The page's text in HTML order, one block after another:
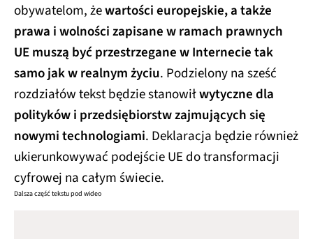
obywatelom, żewartości europejskie, a także
prawa i wolności zapisane w ramach prawnych
UE muszą być przestrzegane w Internecie tak
samo jak w realnym życiu. Podzielony na sześć
rozdziałów tekst będzie stanowiłwytyczne dla
polityków i przedsiębiorstw zajmujących się
nowymi technologiami. Deklaracja będzie również
ukierunkowywać podejście UE do transformacji
cyfrowej na całym świecie.
Dalsza część tekstu pod wideo